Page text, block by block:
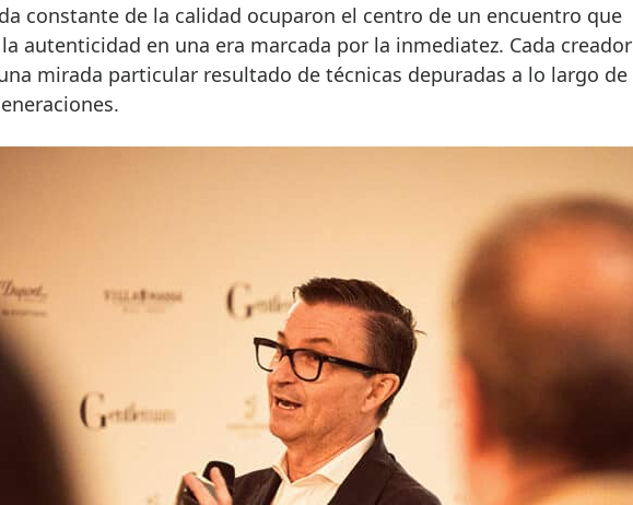
constante de la calidad ocuparon el centro de un encuentro que
autenticidad en una era marcada por la inmediatez. Cada creador
mirada particular resultado de técnicas depuradas a lo largo de